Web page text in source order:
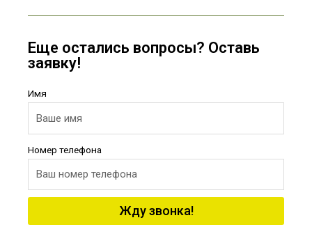
Еще остались вопросы? Оставь
заявку!
Имя
Номер телефона
Жду звонка!